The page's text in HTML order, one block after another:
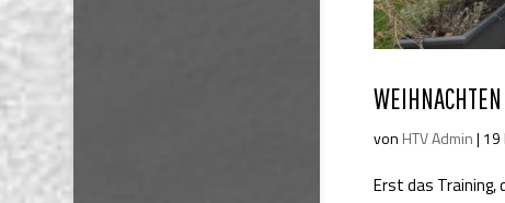
von HTV Admin| 19
Erst das Training,